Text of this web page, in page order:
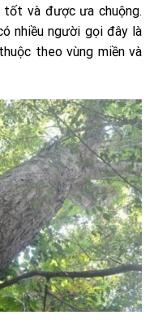
và được ưa chuộng.
nhiều người gọi đây là
theo vùng miền và